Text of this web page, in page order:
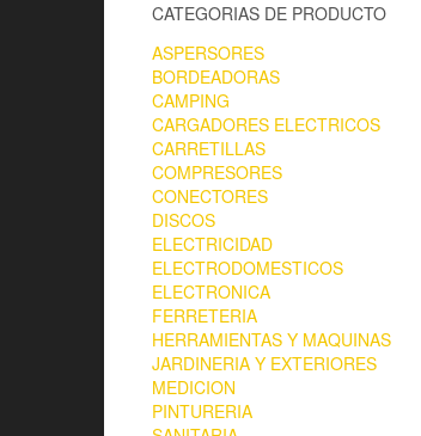
CATEGORIAS DE PRODUCTO
ASPERSORES
BORDEADORAS
CAMPING
CARGADORES ELECTRICOS
CARRETILLAS
COMPRESORES
CONECTORES
DISCOS
ELECTRICIDAD
ELECTRODOMESTICOS
ELECTRONICA
FERRETERIA
HERRAMIENTAS Y MAQUINAS
JARDINERIA Y EXTERIORES
MEDICION
PINTURERIA